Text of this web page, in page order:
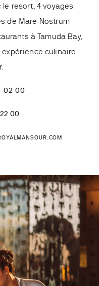
resort, 4 voyages
de Mare Nostrum
à Tamuda Bay,
expérience culinaire
02 00
22 00